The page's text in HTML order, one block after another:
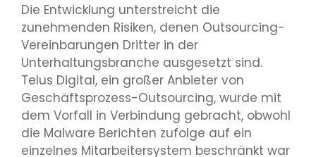
Die Entwicklung unterstreicht die
zunehmenden Risiken, denen Outsourcing-
Vereinbarungen Dritter in der
Unterhaltungsbranche ausgesetzt sind.
Telus Digital, ein großer Anbieter von
Geschäftsprozess-Outsourcing, wurde mit
dem Vorfall in Verbindung gebracht, obwohl
die Malware Berichten zufolge auf ein
einzelnes Mitarbeitersystem beschränkt war